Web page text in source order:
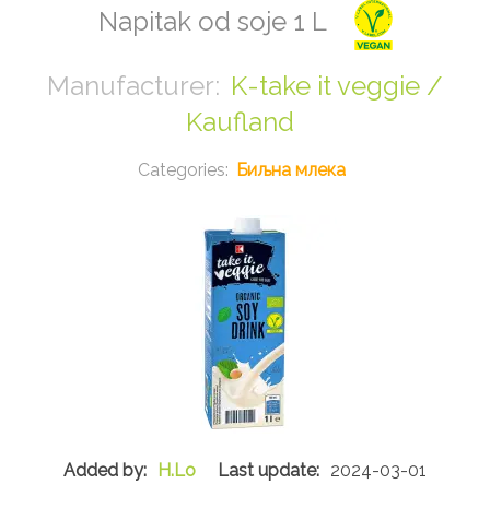
Napitak od soje 1 L
K-take it veggie /
Kaufland
Биљна млека
H.Lo 2024-03-01